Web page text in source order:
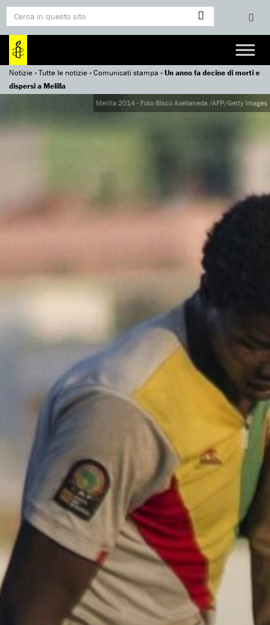
Notizie»Tutte le notizie»Comunicati stampa »Un anno fa decine di morti e
dispersi a Melilla
Melilla 2014 - Foto Blsco Avellaneda /AFP/Getty Images